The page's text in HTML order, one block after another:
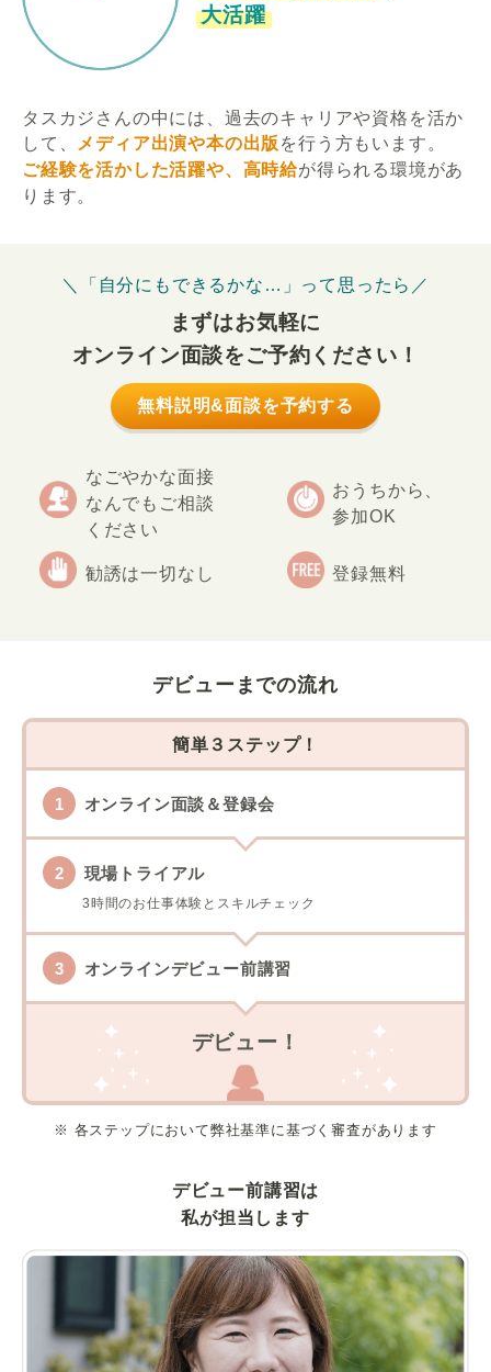
大活躍
タスカジさんの中には、過去のキャリアや資格を活か
して、
メディア出演や本の出版 を行う方もいます。
ご経験を活かした活躍や、高時給が得られる環境があ
ります。
＼「自分にもできるかな…」って思ったら／
まずはお気軽に
オンライン面談をご予約ください！
無料説明&面談を予約する
なごやかな面接
なんでもご相談
ください
おうちから、
参加OK
勧誘は一切なし 登録無料
デビューまでの流れ
簡単３ステップ！
オンライン面談＆登録会
現場トライアル
3時間のお仕事体験とスキルチェック
オンラインデビュー前講習
デビュー！
※ 各ステップにおいて弊社基準に基づく審査があります
デビュー前講習は
私が担当します